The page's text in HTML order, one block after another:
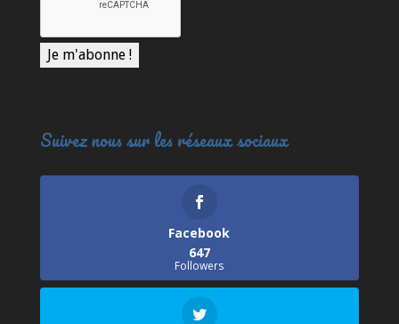
Suivez nous sur les réseaux sociaux
Facebook
647
Followers